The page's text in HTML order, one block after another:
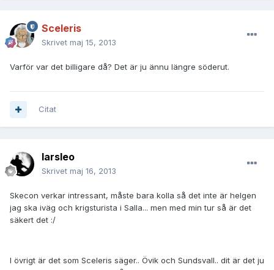
Sceleris
Skrivet maj 15, 2013
Varför var det billigare då? Det är ju ännu längre söderut.
Citat
larsleo
Skrivet maj 16, 2013
Skecon verkar intressant, måste bara kolla så det inte är helgen
jag ska iväg och krigsturista i Salla... men med min tur så är det
säkert det :/
I övrigt är det som Sceleris säger.. Övik och Sundsvall.. dit är det ju